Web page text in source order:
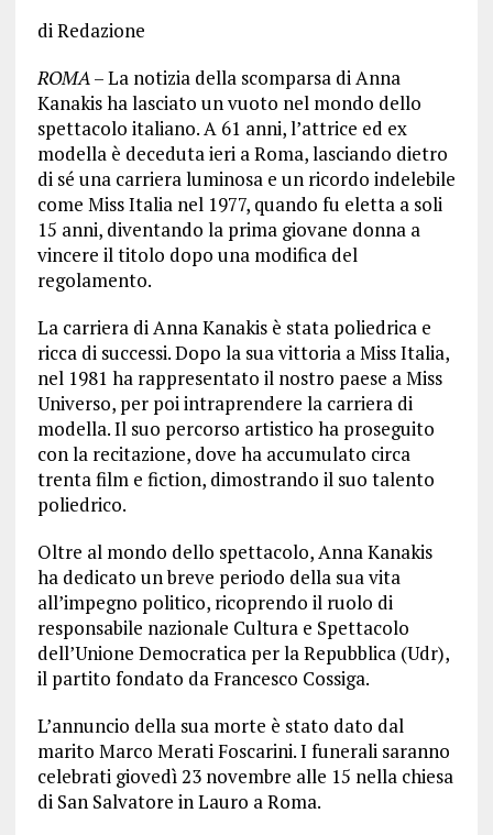
di Redazione
ROMA– La notizia della scomparsa di Anna
Kanakis ha lasciato un vuoto nel mondo dello
spettacolo italiano. A 61 anni, l’attrice ed ex
modella è deceduta ieri a Roma, lasciando dietro
di sé una carriera luminosa e un ricordo indelebile
come Miss Italia nel 1977, quando fu eletta a soli
15 anni, diventando la prima giovane donna a
vincere il titolo dopo una modifica del
regolamento.
La carriera di Anna Kanakis è stata poliedrica e
ricca di successi. Dopo la sua vittoria a Miss Italia,
nel 1981 ha rappresentato il nostro paese a Miss
Universo, per poi intraprendere la carriera di
modella. Il suo percorso artistico ha proseguito
con la recitazione, dove ha accumulato circa
trenta film e fiction, dimostrando il suo talento
poliedrico.
Oltre al mondo dello spettacolo, Anna Kanakis
ha dedicato un breve periodo della sua vita
all’impegno politico, ricoprendo il ruolo di
responsabile nazionale Cultura e Spettacolo
dell’Unione Democratica per la Repubblica (Udr),
il partito fondato da Francesco Cossiga.
L’annuncio della sua morte è stato dato dal
marito Marco Merati Foscarini. I funerali saranno
celebrati giovedì 23 novembre alle 15 nella chiesa
di San Salvatore in Lauro a Roma.